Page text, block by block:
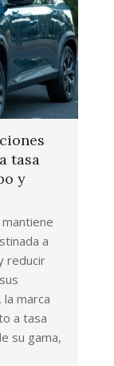
tasa
y
a
reducir
la marca
a tasa
su gama,